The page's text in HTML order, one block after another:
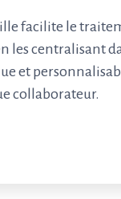
facilite le
les centralisant
et
collaborateur.